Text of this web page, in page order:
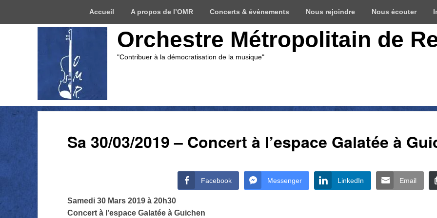
haut
Accueil A propos de l’OMR Concerts & évènements Nous rejoindre Nous écouter
Orchestre Métropolitain de
"Contribuer à la démocratisation de la musique"
Sa 30/03/2019 – Concert à l’espace Galatée à
Facebook Messenger LinkedIn Email
Samedi 30 Mars 2019 à 20h30
Concert à l’espace Galatée à Guichen